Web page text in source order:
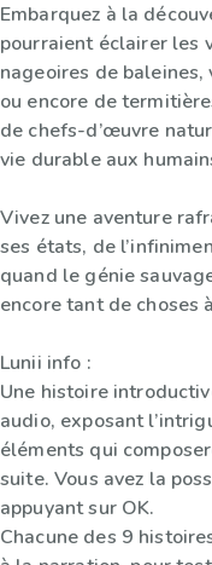
Embarquez à la
pourraient éclairer les
nageoires de
ou encore de
de chefs-d’œuvre
vie durable aux
Vivez une aventure
ses états, de
quand le génie
encore tant de choses
Lunii info :
Une histoire
audio, exposant
éléments qui
suite. Vous avez la
appuyant sur OK.
Chacune des 9